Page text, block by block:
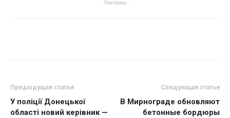
- Реклама -
Предыдущая статья
У поліції Донецької
області новий керівник —
Следующая статья
В Мирнограде обновляют
бетонные бордюры